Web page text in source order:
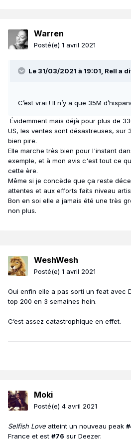
Warren
Posté(e) 1 avril 2021
Le 31/03/2021 à 19:01, Rell a
C’est vrai ! Il n’y a que 35M
Évidemment mais déjà pour plus de
US, les ventes sont désastreuses, sur
bien pire.
Elle marche très bien pour l'instant
exemple, et à mon avis c'est tout ce
cette ère.
Même si je concède que ça reste
attentes et aux efforts faits niveau
Bon en soi elle a jamais été une très
non plus.
WeshWesh
Posté(e) 1 avril 2021
Oui enfin elle a pas sorti un feat avec
top 200 en 3 semaines hein.
C’est assez catastrophique en effet.
Moki
Posté(e) 4 avril 2021
Selfish Love atteint un nouveau peak
France et est #76 sur Deezer.